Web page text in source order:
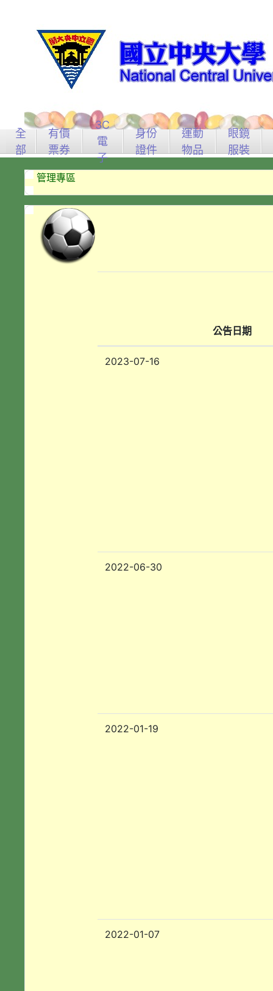
全
部
有價
票券
3C
電
子
身份
證件
運動
物品
眼鏡
服裝
管理專區
公告日期
2023-07-16
2022-06-30
2022-01-19
2022-01-07